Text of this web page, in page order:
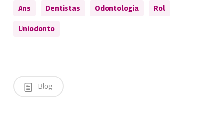
Ans Dentistas Odontologia Rol
Uniodonto
Blog